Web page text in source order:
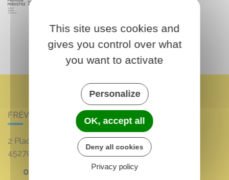
FRÉVILLE-DU-GÂTINAIS
2 Place Louis Croum
45270
Fréville-du-Gâtinais
02 38 90 11 16
This site uses cookies and
gives you control over what
you want to activate
Personalize
OK, accept all
Deny all cookies
Privacy policy